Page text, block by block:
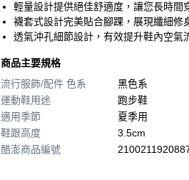
輕量設計提供絕佳舒適度，讓您長時間
襪套式設計完美貼合腳踝，展現纖細修
透氣沖孔細節設計，有效提升鞋內空氣
商品主要規格
流行服飾/配件 色系
黑色系
運動鞋用途
跑步鞋
適用季節
夏季用
鞋跟高度
3.5cm
酷澎商品編號